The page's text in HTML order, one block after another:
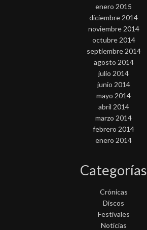
enero 2015
diciembre 2014
noviembre 2014
octubre 2014
septiembre 2014
agosto 2014
julio 2014
junio 2014
mayo 2014
abril 2014
marzo 2014
febrero 2014
enero 2014
Categorías
Crónicas
Discos
Festivales
Noticias